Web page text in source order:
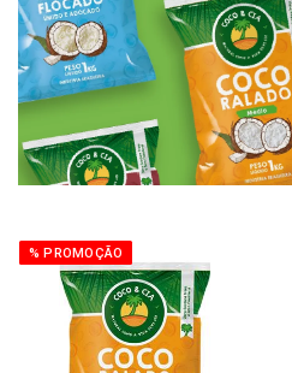
% PROMOÇÃO